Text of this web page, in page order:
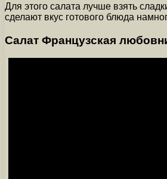
Для этого салата лучше взять
сделают вкус готового блюда
Салат Французская